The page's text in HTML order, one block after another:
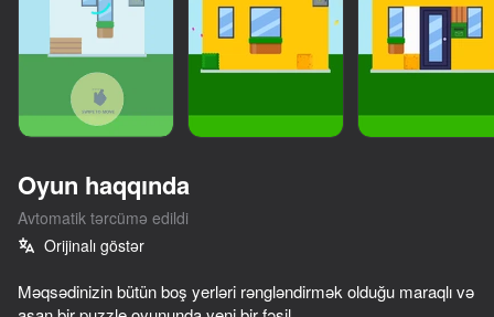
Oyun haqqında
Avtomatik tərcümə edildi
Orijinalı göstər
Məqsədinizin bütün boş yerləri rəngləndirmək olduğu maraqlı və